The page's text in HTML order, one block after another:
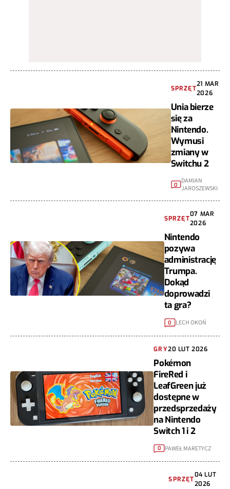
SPRZĘT
21 MAR
2026
Unia bierze
się za
Nintendo.
Wymusi
zmiany w
Switchu 2
0 DAMIAN
JAROSZEWSKI
SPRZĘT
07 MAR
2026
Nintendo
pozywa
administrację
Trumpa.
Dokąd
doprowadzi
ta gra?
0 LECH OKOŃ
GRY20 LUT 2026
Pokémon
FireRed i
LeafGreen już
dostępne w
przedsprzedaży
na Nintendo
Switch 1 i 2
0 PAWEŁ MARETYCZ
SPRZĘT
04 LUT
2026